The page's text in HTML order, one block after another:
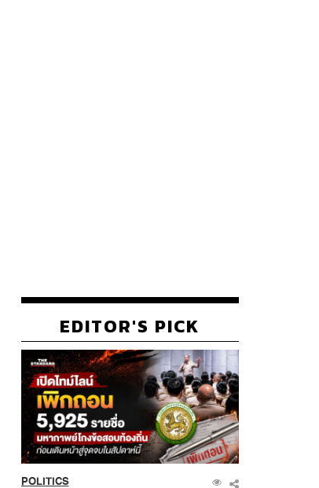
EDITOR'S PICK
POLITICS